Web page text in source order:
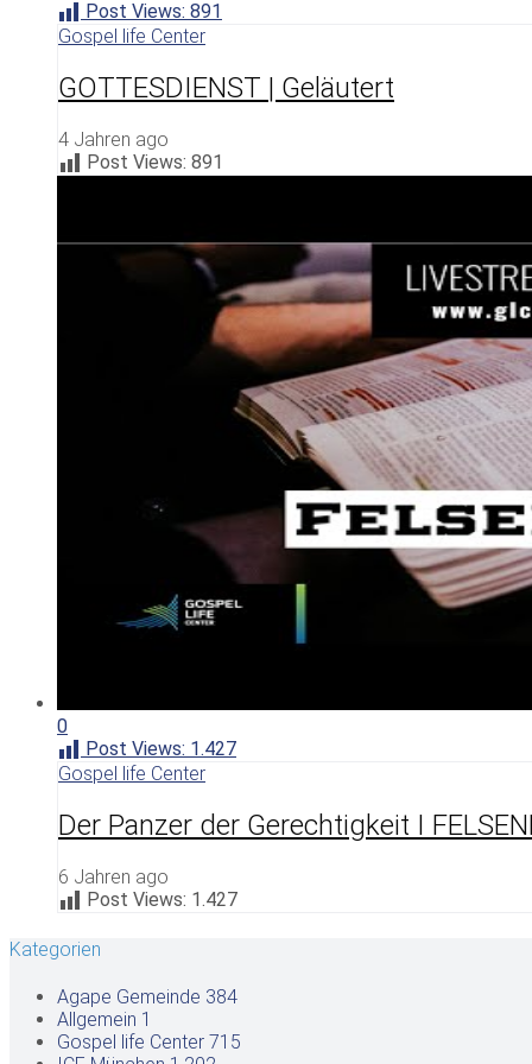
Post Views: 891
Gospel life Center
GOTTESDIENST | Geläutert
4 Jahren ago
Post Views: 891
0
Post Views: 1.427
Gospel life Center
Der Panzer der Gerechtigkeit I
6 Jahren ago
Post Views: 1.427
Kategorien
Agape Gemeinde 384
Allgemein 1
Gospel life Center 715